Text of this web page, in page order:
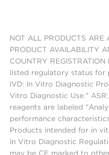
NOT ALL PRODUCTS ARE
PRODUCT AVAILABILITY
COUNTRY
listed regulatory status
IVD: In Vitro Diagnostic
Vitro Diagnostic Use."
reagents are labeled
performance
Products intended for in
In Vitro Diagnostic
may be CE marked to